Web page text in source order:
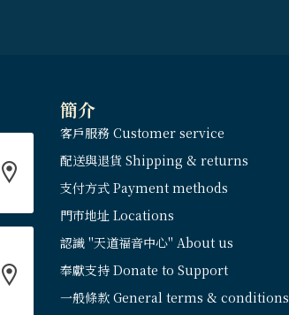
簡介
客戶服務 Customer service
配送與退貨 Shipping & returns
支付方式 Payment methods
門市地址 Locations
認識 "天道福音中心" About us
奉獻支持 Donate to Support
一般條款 General terms & conditions